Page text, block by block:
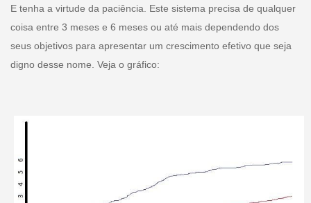
E tenha a virtude da paciência. Este sistema precisa de qualquer
coisa entre 3 meses e 6 meses ou até mais dependendo dos
seus objetivos para apresentar um crescimento efetivo que seja
digno desse nome. Veja o gráfico: